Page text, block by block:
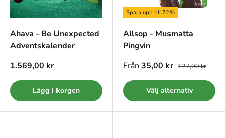
Ahava - Be Unexpected
Adventskalender
1.569,00 kr
Lägg i korgen
Spara upp till 72%
Allsop - Musmatta
Pingvin
Från 35,00 kr 127,00 kr
Välj alternativ